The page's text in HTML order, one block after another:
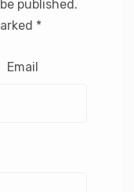
published.
*
Email